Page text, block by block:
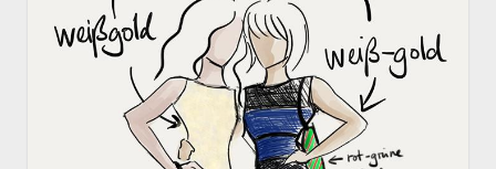
Schreibimpulse
Datenschutzerklärung